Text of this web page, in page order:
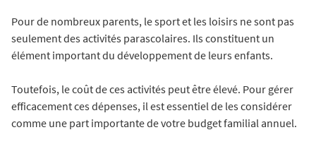
Pour de nombreux parents, le sport et les loisirs ne sont pas
seulement des activités parascolaires. Ils constituent un
élément important du développement de leurs enfants.
Toutefois, le coût de ces activités peut être élevé. Pour gérer
efficacement ces dépenses, il est essentiel de les considérer
comme une part importante de votre budget familial annuel.